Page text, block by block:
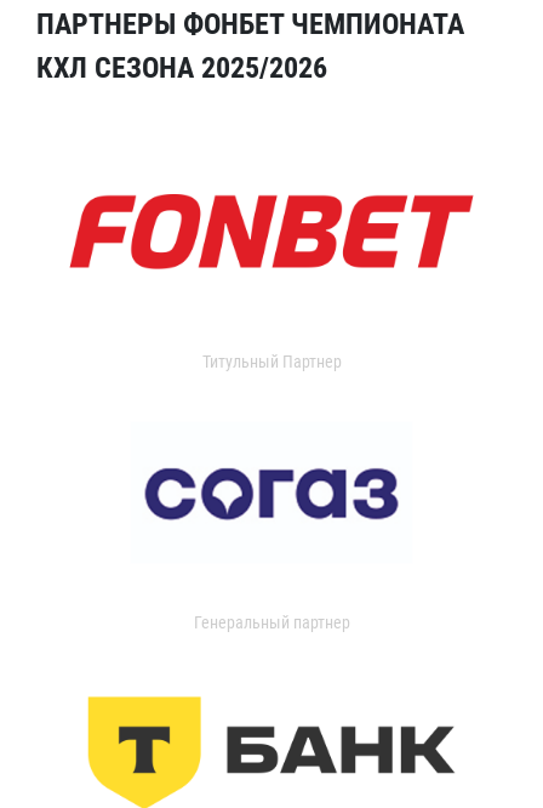
ПАРТНЕРЫ ФОНБЕТ ЧЕМПИОНАТА
КХЛ СЕЗОНА 2025/2026
Титульный Партнер
Генеральный партнер